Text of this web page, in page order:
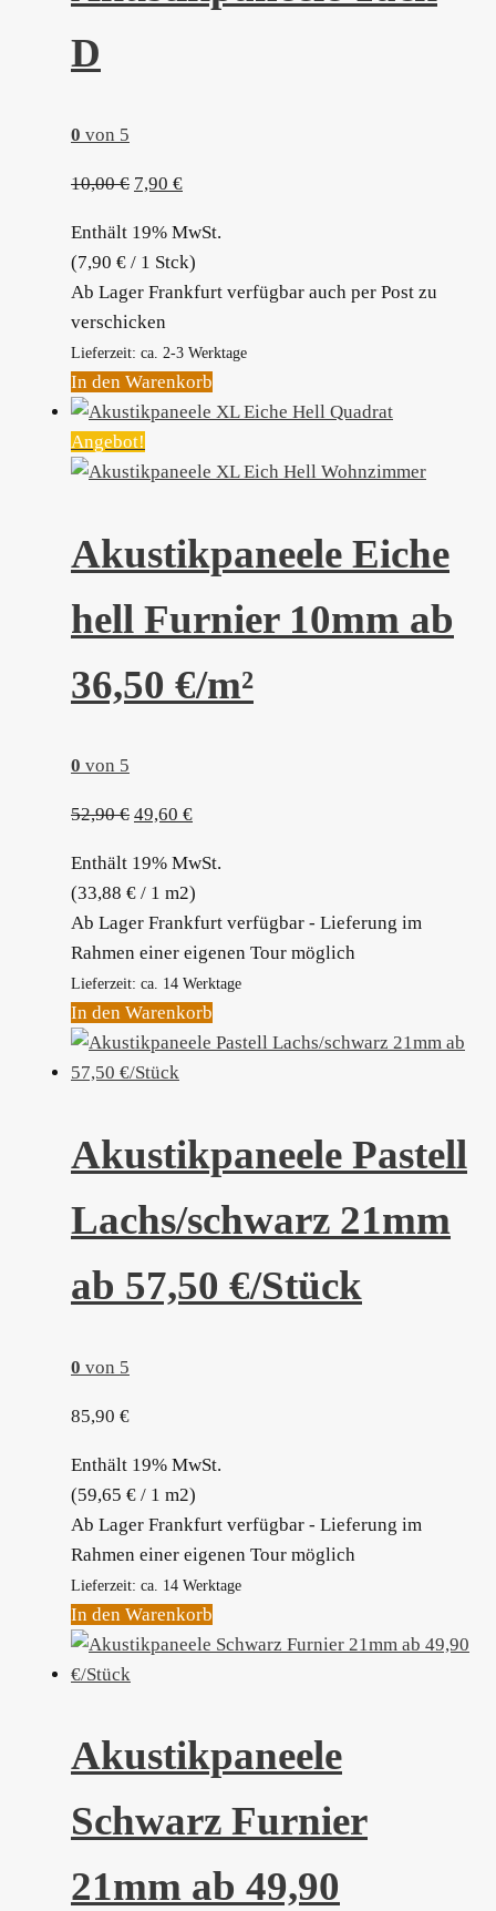
D
0 von 5
10,00€ Ursprünglicher
war:
10,00 €
7,90 €Aktueller
ist:
7,90 €.
Enthält 19% MwSt.
(7,90 € / 1 Stck)
Ab Lager Frankfurt verfügbar auch per Post zu
verschicken
Lieferzeit: ca. 2-3 Werktage
In den Warenkorb
Angebot!
Akustikpaneele Eiche
hell Furnier 10mm ab
36,50 €/m²
0 von 5
52,90€ Ursprünglicher
war:
52,90 €
49,60 €Aktueller
ist:
49,60 €.
Enthält 19% MwSt.
(33,88 € / 1 m2)
Ab Lager Frankfurt verfügbar - Lieferung im
Rahmen einer eigenen Tour möglich
Lieferzeit: ca. 14 Werktage
In den Warenkorb
Akustikpaneele Pastell
Lachs/schwarz 21mm
ab 57,50 €/Stück
0 von 5
85,90 €
Enthält 19% MwSt.
(59,65 € / 1 m2)
Ab Lager Frankfurt verfügbar - Lieferung im
Rahmen einer eigenen Tour möglich
Lieferzeit: ca. 14 Werktage
In den Warenkorb
Akustikpaneele
Schwarz Furnier
21mm ab 49,90